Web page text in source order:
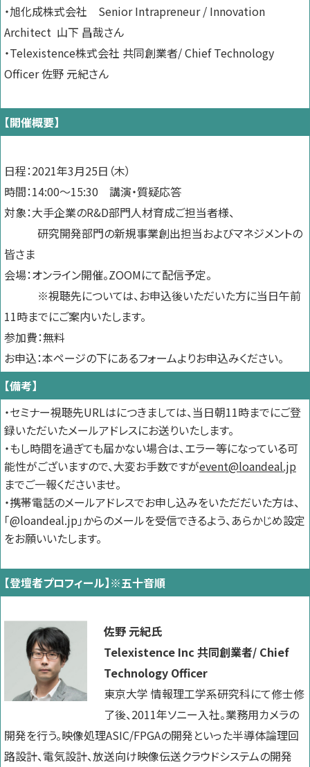
・旭化成株式会社 Senior Intrapreneur / Innovation
Architect 山下 昌哉さん
・Telexistence株式会社 共同創業者/ Chief Technology
Officer 佐野 元紀さん
【開催概要】
日程：2021年3月25日（木）
時間：14:00～15:30 講演・質疑応答
対象：大手企業のR&D部門人材育成ご担当者様、
研究開発部門の新規事業創出担当およびマネジメントの
皆さま
会場：オンライン開催。ZOOMにて配信予定。
※視聴先については、お申込後いただいた方に当日午前
11時までにご案内いたします。
参加費：無料
お申込：本ページの下にあるフォームよりお申込みください。
【備考】
・セミナー視聴先URLはにつきましては、当日朝11時までにご登
録いただいたメールアドレスにお送りいたします。
・もし時間を過ぎても届かない場合は、エラー等になっている可
能性がございますので、大変お手数ですがevent@loandeal.jp
までご一報くださいませ。
・携帯電話のメールアドレスでお申し込みをいただだいた方は、
「@loandeal.jp」からのメールを受信できるよう、あらかじめ設定
をお願いいたします。
【登壇者プロフィール】※五十音順
佐野 元紀氏
Telexistence Inc 共同創業者/ Chief
Technology Officer
東京大学 情報理工学系研究科にて修士修
了後、2011年ソニー入社。業務用カメラの
開発を行う。映像処理ASIC/FPGAの開発といった半導体論理回
路設計、電気設計、放送向け映像伝送クラウドシステムの開発